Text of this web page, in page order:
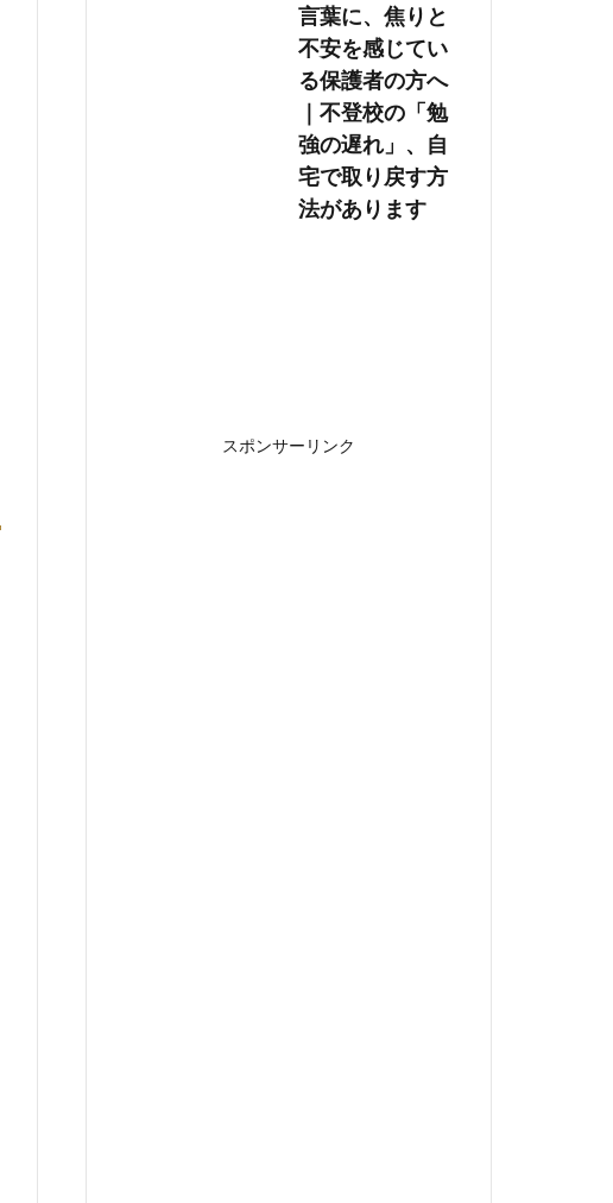
言葉に、焦りと
不安を感じてい
る保護者の方へ
｜不登校の「勉
強の遅れ」、自
宅で取り戻す方
法があります
スポンサーリンク